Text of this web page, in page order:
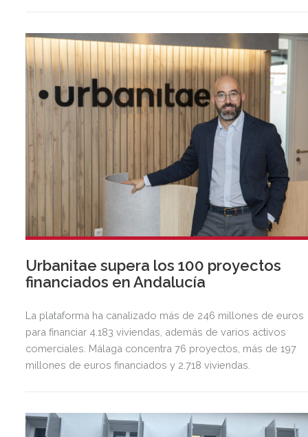
Urbanitae supera los 100 proyectos
financiados en Andalucía
La plataforma ha canalizado más de 246 millones de euros
para financiar 4.183 viviendas, además de varios activos
comerciales. Málaga concentra 76 proyectos, más de 197
millones de euros financiados y 2.718 viviendas.